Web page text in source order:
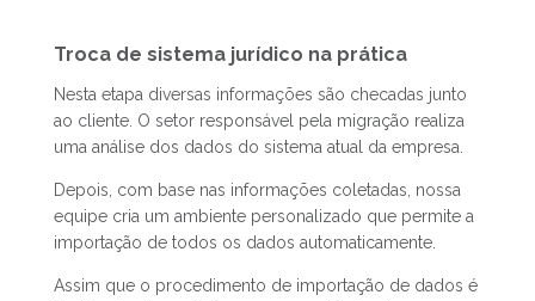
Troca de sistema jurídico na prática
Nesta etapa diversas informações são checadas junto
ao cliente. O setor responsável pela migração realiza
uma análise dos dados do sistema atual da empresa.
Depois, com base nas informações coletadas, nossa
equipe cria um ambiente personalizado que permite a
importação de todos os dados automaticamente.
Assim que o procedimento de importação de dados é